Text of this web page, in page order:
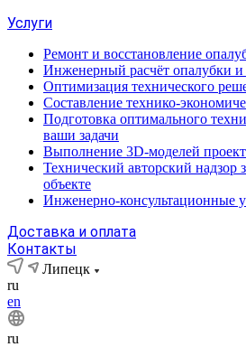
Услуги
Ремонт и восстановление
Инженерный расчёт опалубки
Оптимизация технического
Составление технико-
Подготовка оптимального
ваши задачи
Выполнение 3D-моделей
Технический авторский надзор
объекте
Инженерно-консультационные
Доставка и оплата
Контакты
Липецк
ru
en
ru